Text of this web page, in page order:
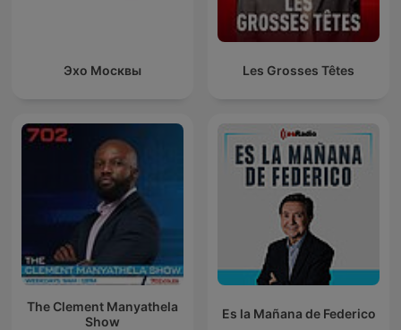
Эхо Москвы Les Grosses Têtes
The Clement Manyathela
Show
Es la Mañana de Federico